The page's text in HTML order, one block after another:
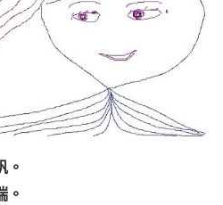
。
。